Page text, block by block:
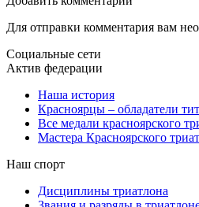
Для отправки комментария вам
Социальные сети
Актив федерации
Наша история
Красноярцы – обладатели
Все медали красноярского
Мастера Красноярского
Наш спорт
Дисциплины триатлона